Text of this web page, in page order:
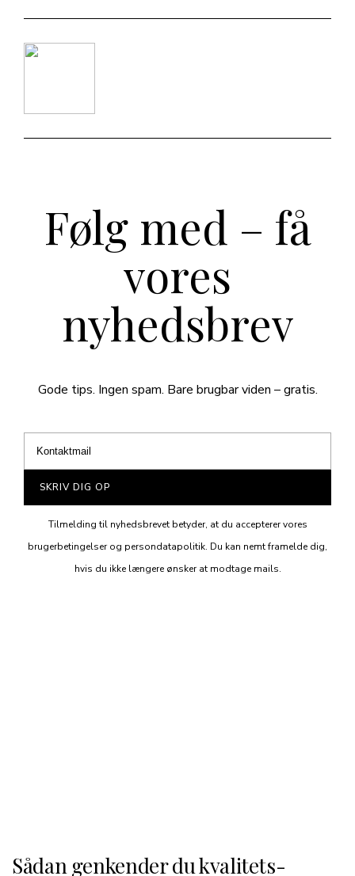
Følg med – få
vores
nyhedsbrev
Gode tips. Ingen spam. Bare brugbar viden – gratis.
SKRIV DIG OP
Tilmelding til nyhedsbrevet betyder, at du accepterer vores
brugerbetingelser og persondatapolitik. Du kan nemt framelde dig,
hvis du ikke længere ønsker at modtage mails.
Sådan genkender du kvalitets­